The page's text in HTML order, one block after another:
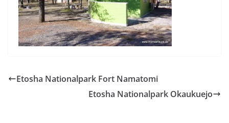
Etosha Nationalpark Fort Namatomi
Etosha Nationalpark Okaukuejo